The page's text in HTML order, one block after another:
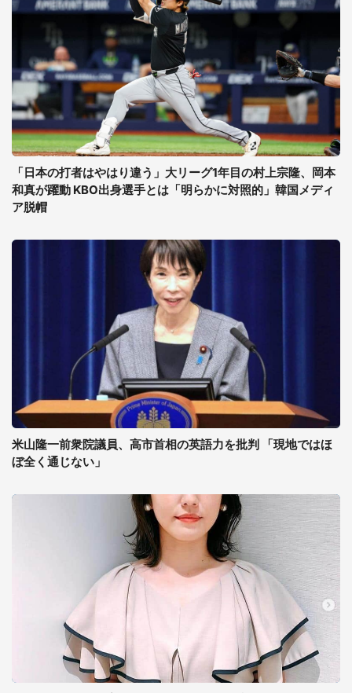
「日本の打者はやはり違う」大リーグ1年目の村上宗隆、岡本
和真が躍動 KBO出身選手とは「明らかに対照的」韓国メディ
ア脱帽
米山隆一前衆院議員、高市首相の英語力を批判 「現地ではほ
ぼ全く通じない」